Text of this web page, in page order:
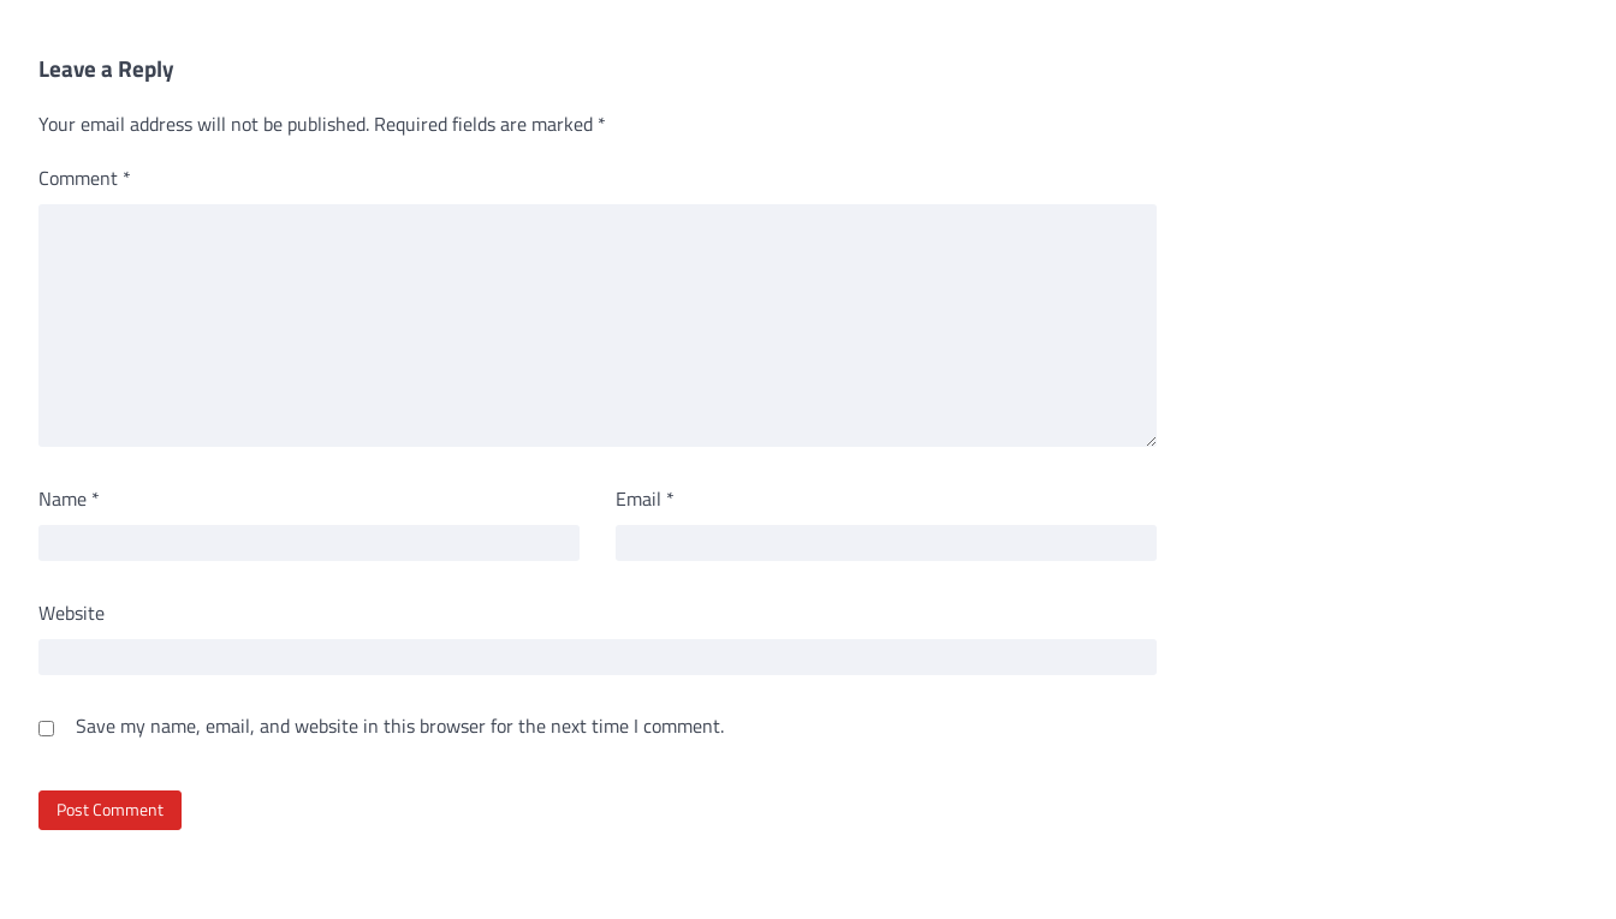
Leave a Reply
Your email address will not be published. Required fields are marked *
Comment *
Name * Email *
Website
Save my name, email, and website in this browser for the next time I comment.